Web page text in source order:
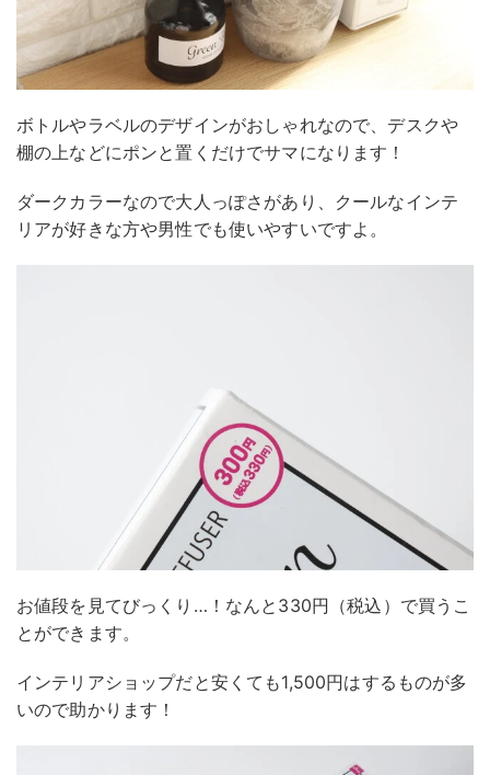
ボトルやラベルのデザインがおしゃれなので、デスクや
棚の上などにポンと置くだけでサマになります！
ダークカラーなので大人っぽさがあり、クールなインテ
リアが好きな方や男性でも使いやすいですよ。
お値段を見てびっくり…！なんと330円（税込）で買うこ
とができます。
インテリアショップだと安くても1,500円はするものが多
いので助かります！